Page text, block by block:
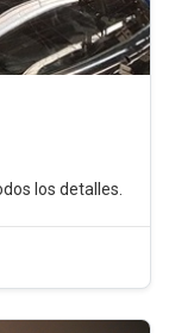
los detalles.